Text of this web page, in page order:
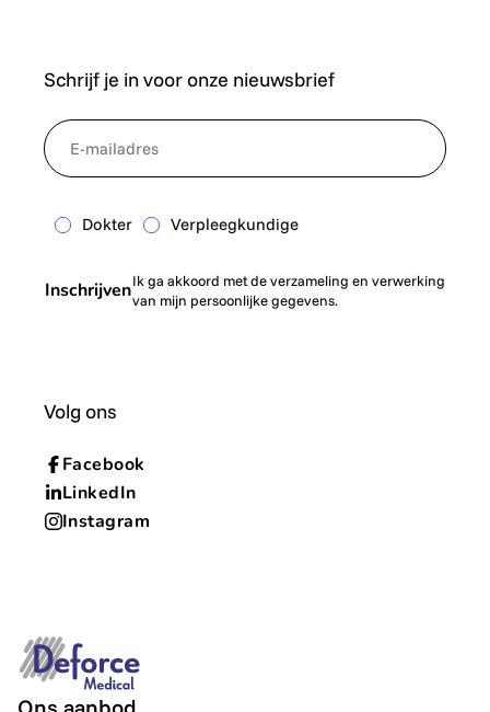
Schrijf je in voor onze nieuwsbrief
NewsletterEmail
Dokter Verpleegkundige
InschrijvenIk ga akkoord met de verzameling en verwerking
van mijn persoonlijke gegevens.
Volg ons
Facebook
LinkedIn
Instagram